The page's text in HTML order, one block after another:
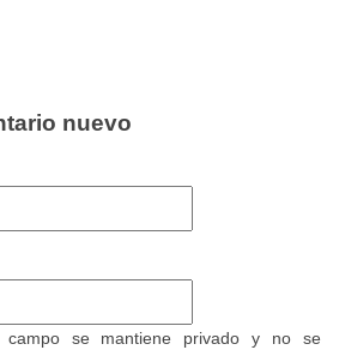
nuevo
campo se mantiene privado y no se